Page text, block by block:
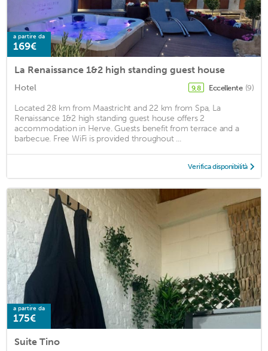
a partire da
169€
La Renaissance 1&2 high standing guest house
Hotel 9,8 Eccellente (9)
Located 28 km from Maastricht and 22 km from Spa, La
Renaissance 1&2 high standing guest house offers 2
accommodation in Herve. Guests benefit from terrace and a
barbecue. Free WiFi is provided throughout ...
Verifica disponibilità
a partire da
175€
Suite Tino